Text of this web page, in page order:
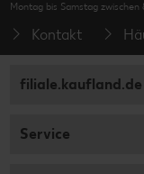
Montag bis Samstag
Kontakt
filiale.kaufland.de
Service